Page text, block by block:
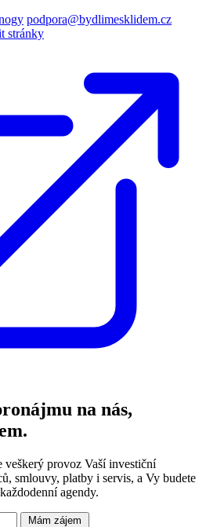
podpora@bydlimesklidem.cz
stránky
na nás,
veškerý provoz Vaší investiční
smlouvy, platby i servis, a Vy budete
agendy.
Mám zájem